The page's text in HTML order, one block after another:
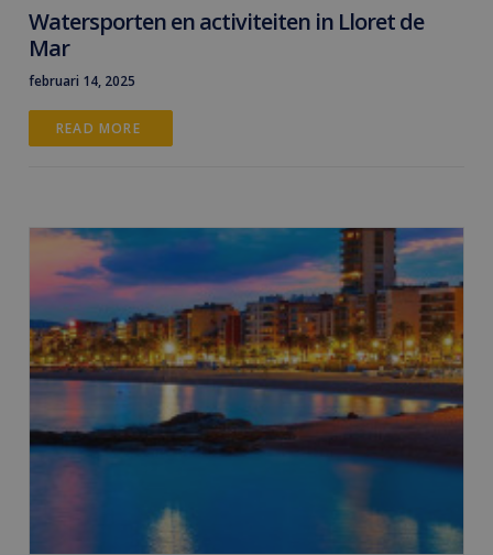
Watersporten en activiteiten in Lloret de
Mar
februari 14, 2025
READ MORE